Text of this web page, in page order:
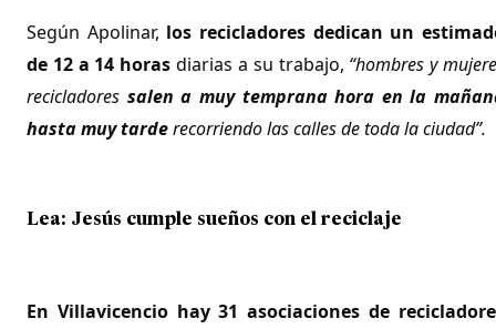
Según Apolinar, los recicladores dedican un
de 12 a 14 horas diarias a su trabajo, “hombres y
recicladores salen a muy temprana hora en la
hasta muy tarderecorriendo las calles de toda la ciudad”.
Lea: Jesús cumple sueños con el reciclaje
En Villavicencio hay 31 asociaciones de